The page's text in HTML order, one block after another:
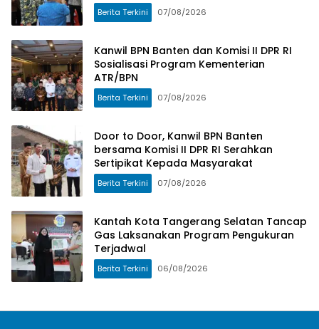
Berita Terkini 07/08/2026
Kanwil BPN Banten dan Komisi II DPR RI
Sosialisasi Program Kementerian
ATR/BPN
Berita Terkini 07/08/2026
Door to Door, Kanwil BPN Banten
bersama Komisi II DPR RI Serahkan
Sertipikat Kepada Masyarakat
Berita Terkini 07/08/2026
Kantah Kota Tangerang Selatan Tancap
Gas Laksanakan Program Pengukuran
Terjadwal
Berita Terkini 06/08/2026